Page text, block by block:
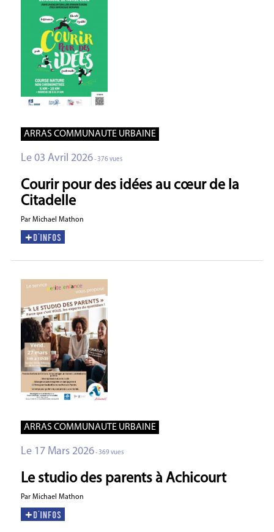
ARRAS COMMUNAUTE URBAINE
Le 03 Avril 2026- 376 vues
Courir pour des idées au cœur de la
Citadelle
Par Michael Mathon
ARRAS COMMUNAUTE URBAINE
Le 17 Mars 2026- 369 vues
Le studio des parents à Achicourt
Par Michael Mathon